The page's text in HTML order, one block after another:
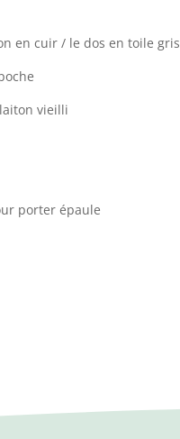
en cuir / le dos en toile gris
vieilli
porter épaule